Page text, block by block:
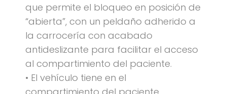
que permite el bloqueo en posición de
“abierta”, con un peldaño adherido a
la carrocería con acabado
antideslizante para facilitar el acceso
al compartimiento del paciente.
• El vehículo tiene en el